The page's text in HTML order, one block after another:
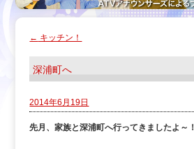
← キッチン！
深浦町へ
2014年6月19日
先月、家族と深浦町へ行ってきましたよ～！